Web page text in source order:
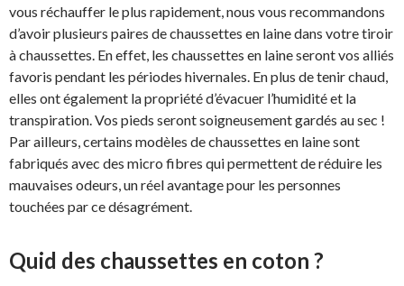
vous réchauffer le plus rapidement, nous vous recommandons
d’avoir plusieurs paires de chaussettes en laine dans votre tiroir
à chaussettes. En effet, les chaussettes en laine seront vos alliés
favoris pendant les périodes hivernales. En plus de tenir chaud,
elles ont également la propriété d’évacuer l’humidité et la
transpiration. Vos pieds seront soigneusement gardés au sec !
Par ailleurs, certains modèles de chaussettes en laine sont
fabriqués avec des micro fibres qui permettent de réduire les
mauvaises odeurs, un réel avantage pour les personnes
touchées par ce désagrément.
Quid des chaussettes en coton ?